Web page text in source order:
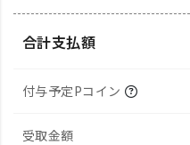
合計支払額
付与予定Pコイン
受取金額